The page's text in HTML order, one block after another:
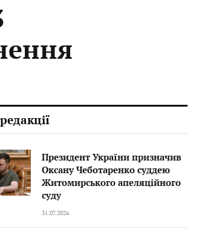
Президент України призначив
Оксану Чеботаренко суддею
Житомирського апеляційного
суду
31.07.2026